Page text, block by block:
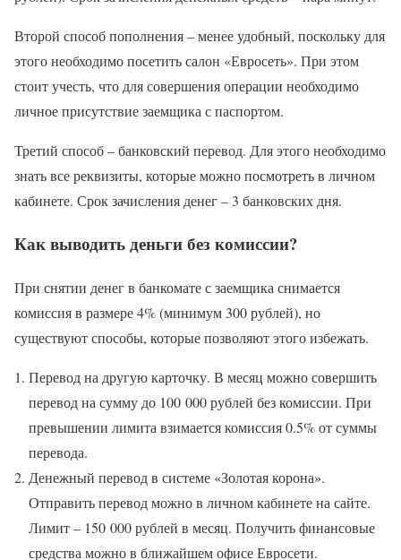
Второй способ пополнения – менее удобный, поскольку для
этого необходимо посетить салон «Евросеть». При этом
стоит учесть, что для совершения операции необходимо
личное присутствие заемщика с паспортом.
Третий способ – банковский перевод. Для этого необходимо
знать все реквизиты, которые можно посмотреть в личном
кабинете. Срок зачисления денег – 3 банковских дня.
Как выводить деньги без комиссии?
При снятии денег в банкомате с заемщика снимается
комиссия в размере 4% (минимум 300 рублей), но
существуют способы, которые позволяют этого избежать.
Перевод на другую карточку. В месяц можно совершить
перевод на сумму до 100 000 рублей без комиссии. При
превышении лимита взимается комиссия 0.5% от суммы
перевода.
Денежный перевод в системе «Золотая корона».
Отправить перевод можно в личном кабинете на сайте.
Лимит – 150 000 рублей в месяц. Получить финансовые
средства можно в ближайшем офисе Евросети.